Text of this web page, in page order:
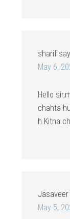
sharif
May 6,
Hello
chahta
h.Kitna
Jasaveer
May 5,